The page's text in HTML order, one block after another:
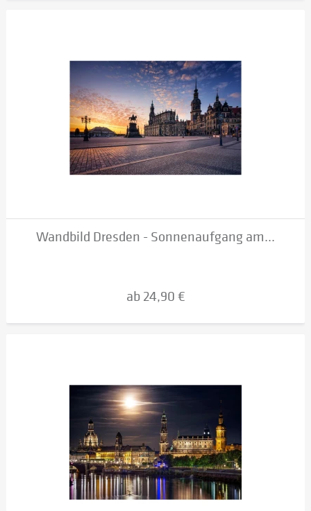
Wandbild Dresden - Sonnenaufgang am...
ab 24,90 €